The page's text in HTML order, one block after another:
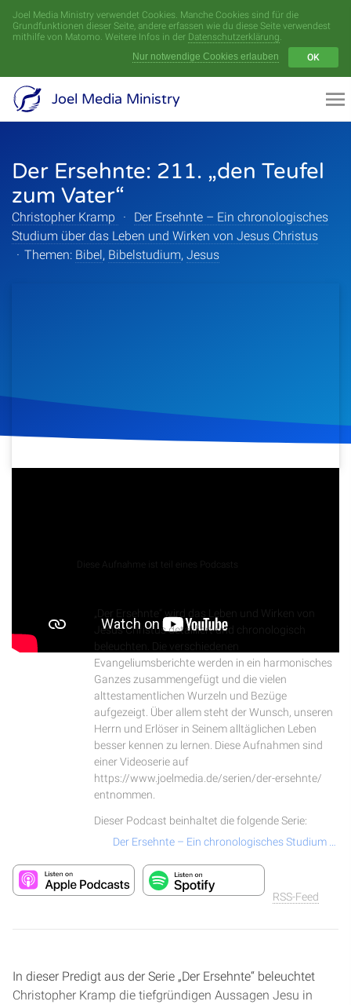
Joel Media Ministry verwendet Cookies. Manche Cookies sind für die
Grundfunktionen dieser Seite, andere erfassen wie du diese Seite verwendest
mithilfe von Matomo. Weitere Infos in der Datenschutzerklärung.
Nur notwendige Cookies erlauben
OK
Joel Media Ministry
Der Ersehnte: 211. „den Teufel
zum Vater“
Christopher Kramp ·
Der Ersehnte – Ein chronologisches
Studium über das Leben und Wirken von Jesus Christus
· Themen: Bibel, Bibelstudium, Jesus
Diese Aufnahme ist teil eines Podcasts
„Der Ersehnte“ wird das Leben und Wirken von
Jesus Christus detailliert und chronologisch
beleuchten. Die verschiedenen
Evangeliumsberichte werden in ein harmonisches
Ganzes zusammengefügt und die vielen
alttestamentlichen Wurzeln und Bezüge
aufgezeigt. Über allem steht der Wunsch, unseren
Herrn und Erlöser in Seinem alltäglichen Leben
besser kennen zu lernen. Diese Aufnahmen sind
einer Videoserie auf
https://www.joelmedia.de/serien/der-ersehnte/
entnommen.
Dieser Podcast beinhaltet die folgende Serie:
RSS-Feed
In dieser Predigt aus der Serie „Der Ersehnte“ beleuchtet
Christopher Kramp die tiefgründigen Aussagen Jesu in
Menü
Videoarchiv
Serien
Themen